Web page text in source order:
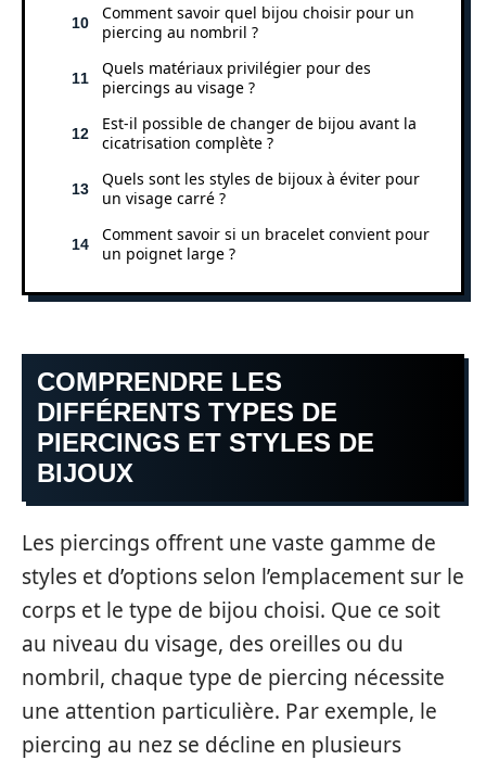
Comment savoir quel bijou choisir pour un
piercing au nombril ?
Quels matériaux privilégier pour des
piercings au visage ?
Est-il possible de changer de bijou avant la
cicatrisation complète ?
Quels sont les styles de bijoux à éviter pour
un visage carré ?
Comment savoir si un bracelet convient pour
un poignet large ?
COMPRENDRE LES
DIFFÉRENTS TYPES DE
PIERCINGS ET STYLES DE
BIJOUX
Les piercings offrent une vaste gamme de
styles et d’options selon l’emplacement sur le
corps et le type de bijou choisi. Que ce soit
au niveau du visage, des oreilles ou du
nombril, chaque type de piercing nécessite
une attention particulière. Par exemple, le
piercing au nez se décline en plusieurs